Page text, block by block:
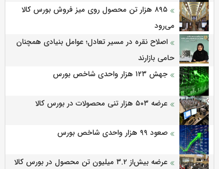
۸۹۵ هزار تن محصول روی میز فروش بورس کالا
می‌‌رود
اصلاح نقره در مسیر تعادل؛ عوامل بنیادی همچنان
حامی بازارند
جهش ۱۲۳ هزار واحدی شاخص بورس
عرضه ۵۰۳ هزار تنی محصولات در بورس کالا
صعود ۹۹ هزار واحدی شاخص بورس
عرضه بیش‌از ۳.۲ میلیون تن محصول در بورس کالا